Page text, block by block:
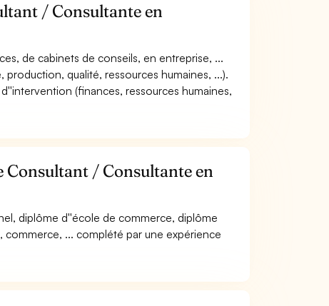
/ Consultante en
de cabinets de conseils, en entreprise, ...
qualité, ressources humaines, ...).
(finances, ressources humaines,
/ Consultante en
diplôme d''école de commerce, diplôme
commerce, ... complété par une expérience